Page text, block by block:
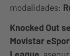
modalidades:
Knocked Out
Movistar